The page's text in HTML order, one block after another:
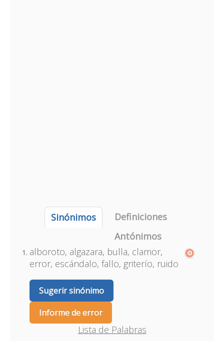
Sinónimos
Definiciones
Antónimos
alboroto, algazara, bulla, clamor,
error, escándalo, fallo, griterío, ruido
Sugerir sinónimo
Informe de error
Lista de Palabras